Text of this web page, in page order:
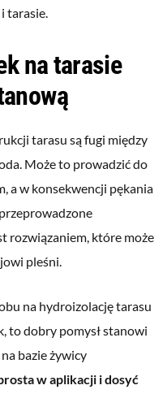
tarasie.
na tarasie
tarasu są fugi między
Może to prowadzić do
a w konsekwencji pękania
rozwiązaniem, które może
pleśni.
na hydroizolację tarasu
to dobry pomysł stanowi
bazie żywicy
w aplikacji i dosyć